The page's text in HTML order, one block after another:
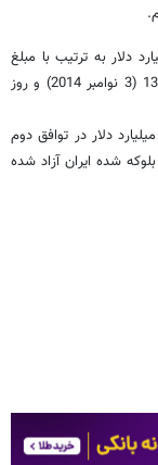
توافق ژنو بناست دو قسط پایانی 2.8 میلیارد دلار به ترتیب با مبلغ
500 میلیون دلار و 400 میلیون دلار در روز 12 آبان 1393 (3 نوامبر 2014) و روز
و یک میلیارد دلار در توافق دوم
دارایی های بلوکه شده ایران آزاد شده